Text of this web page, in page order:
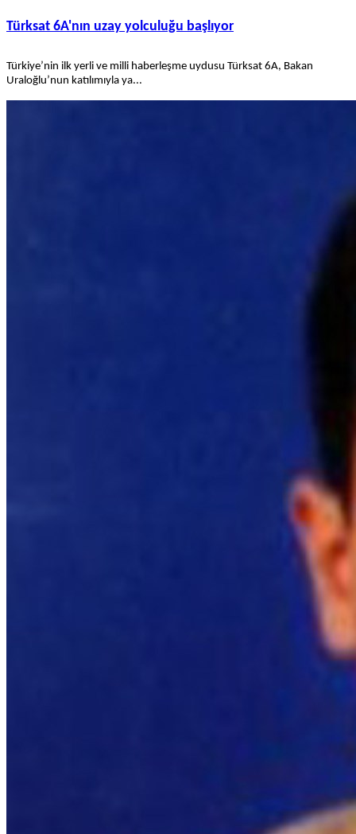
Türksat 6A'nın uzay yolculuğu başlıyor
Türkiye’nin ilk yerli ve milli haberleşme uydusu Türksat 6A, Bakan
Uraloğlu’nun katılımıyla ya...